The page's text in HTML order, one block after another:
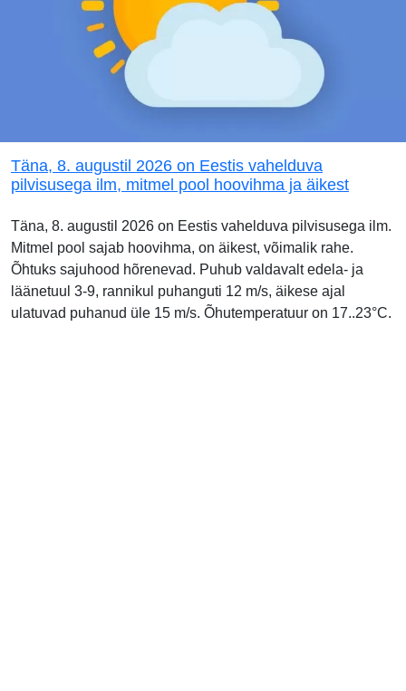
Täna, 8. augustil 2026 on Eestis vahelduva
pilvisusega ilm, mitmel pool hoovihma ja äikest
Täna, 8. augustil 2026 on Eestis vahelduva pilvisusega ilm.
Mitmel pool sajab hoovihma, on äikest, võimalik rahe.
Õhtuks sajuhood hõrenevad. Puhub valdavalt edela- ja
läänetuul 3-9, rannikul puhanguti 12 m/s, äikese ajal
ulatuvad puhanud üle 15 m/s. Õhutemperatuur on 17..23°C.